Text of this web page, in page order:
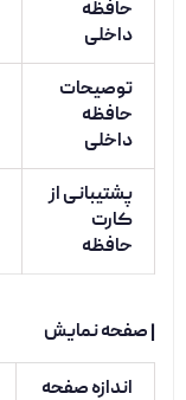
حافظه
داخلی
توصیحات
حافظه
داخلی
پشتیبانی از
کارت
حافظه
| صفحه نمایش
اندازه صفحه